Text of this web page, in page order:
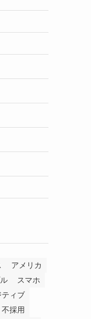
アメリカ
スマホ
ティブ
不採用